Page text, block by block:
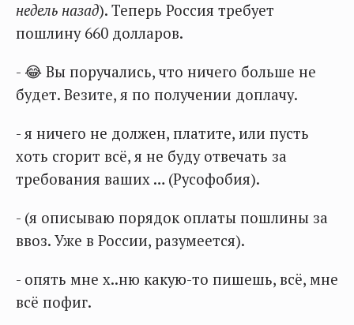
недель назад). Теперь Россия требует
пошлину 660 долларов.
- 😂 Вы поручались, что ничего больше не
будет. Везите, я по получении доплачу.
- я ничего не должен, платите, или пусть
хоть сгорит всё, я не буду отвечать за
требования ваших … (Русофобия).
- (я описываю порядок оплаты пошлины за
ввоз. Уже в России, разумеется).
- опять мне х..ню какую-то пишешь, всё, мне
всё пофиг.